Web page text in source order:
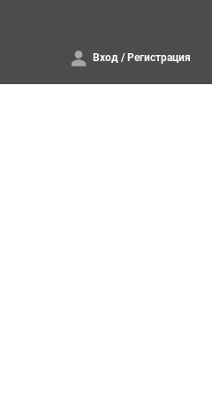
Вход / Регистрация